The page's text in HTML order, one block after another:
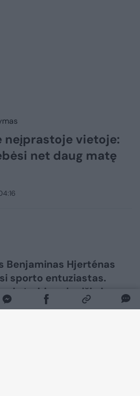
neįprastoje vietoje:
net daug matę
Benjaminas Hjerténas
sporto entuziastas.
įvairių vabzdžių ir
erkė įsisiurbė